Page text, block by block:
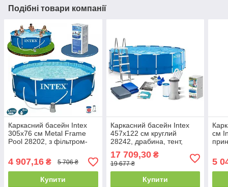
Подібні товари компанії
Каркасний басейн Intex
305x76 см Metal Frame
Pool 28202, з фільтром-
л, інтекс, круглий
4 907,16 ₴ 5 706 ₴
Купити
Каркасний басейн Intex
457x122 см круглий
28242, драбина, тент,
підстилка, фільтр-насос
3785 л/год, 16805 л
17 709,30₴
19 677 ₴
Купити
см
5